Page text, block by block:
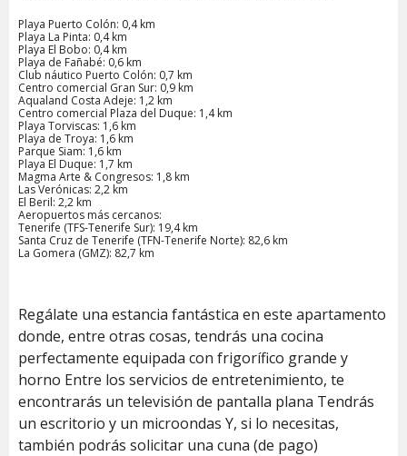
Playa Puerto Colón: 0,4 km
Playa La Pinta: 0,4 km
Playa El Bobo: 0,4 km
Playa de Fañabé: 0,6 km
Club náutico Puerto Colón: 0,7 km
Centro comercial Gran Sur: 0,9 km
Aqualand Costa Adeje: 1,2 km
Centro comercial Plaza del Duque: 1,4 km
Playa Torviscas: 1,6 km
Playa de Troya: 1,6 km
Parque Siam: 1,6 km
Playa El Duque: 1,7 km
Magma Arte & Congresos: 1,8 km
Las Verónicas: 2,2 km
El Beril: 2,2 km
Aeropuertos más cercanos:
Tenerife (TFS-Tenerife Sur): 19,4 km
Santa Cruz de Tenerife (TFN-Tenerife Norte): 82,6 km
La Gomera (GMZ): 82,7 km
Regálate una estancia fantástica en este apartamento
donde, entre otras cosas, tendrás una cocina
perfectamente equipada con frigorífico grande y
horno Entre los servicios de entretenimiento, te
encontrarás un televisión de pantalla plana Tendrás
un escritorio y un microondas Y, si lo necesitas,
también podrás solicitar una cuna (de pago)